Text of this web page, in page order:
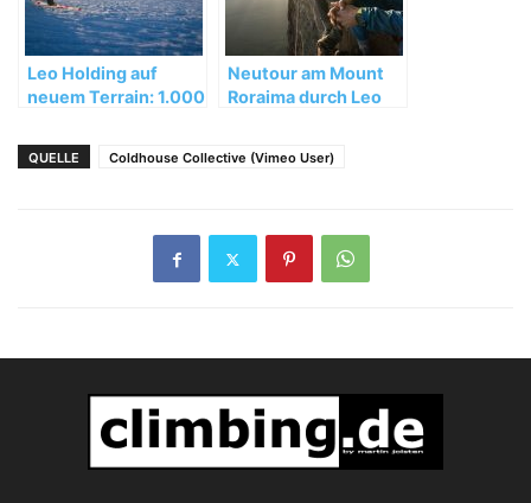
Leo Holding auf
neuem Terrain: 1.000
Snowkite quer durch
Grönland
Neutour am Mount
Roraima durch Leo
QUELLE Coldhouse Collective (Vimeo User)